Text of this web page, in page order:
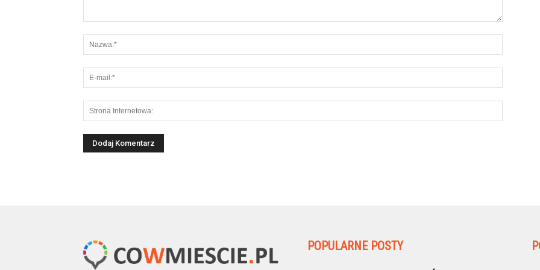
POPULARNE POSTY